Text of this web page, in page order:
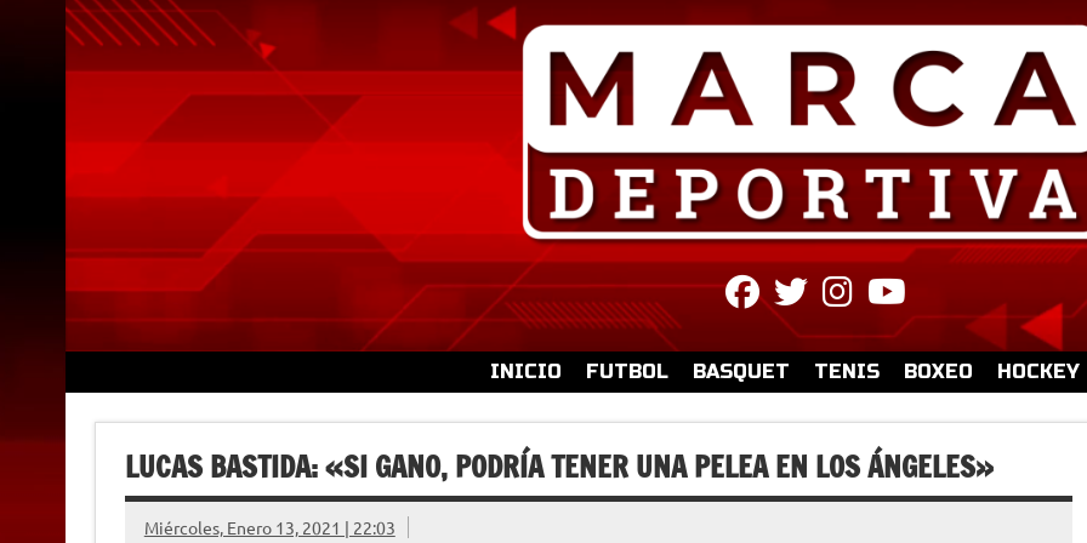
fab
fa-
facebook
fab
fa-
twitter
fab
fa-
instagram
fa-
youtube
INICIO FUTBOL BASQUET TENIS BOXEO HOCKEY
LUCAS BASTIDA: «SI GANO, PODRÍA TENER UNA PELEA EN LOS ÁNGELES»
Miércoles, Enero 13, 2021 | 22:03